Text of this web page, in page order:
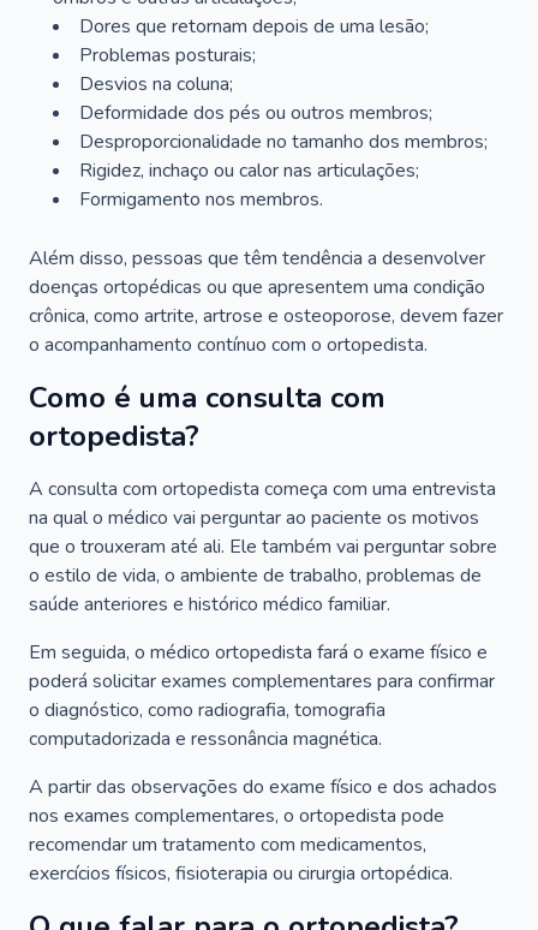
Dores que retornam depois de uma lesão;
Problemas posturais;
Desvios na coluna;
Deformidade dos pés ou outros membros;
Desproporcionalidade no tamanho dos membros;
Rigidez, inchaço ou calor nas articulações;
Formigamento nos membros.
Além disso, pessoas que têm tendência a desenvolver
doenças ortopédicas ou que apresentem uma condição
crônica, como artrite, artrose e osteoporose, devem fazer
o acompanhamento contínuo com o ortopedista.
Como é uma consulta com
ortopedista?
A consulta com ortopedista começa com uma entrevista
na qual o médico vai perguntar ao paciente os motivos
que o trouxeram até ali. Ele também vai perguntar sobre
o estilo de vida, o ambiente de trabalho, problemas de
saúde anteriores e histórico médico familiar.
Em seguida, o médico ortopedista fará o exame físico e
poderá solicitar exames complementares para confirmar
o diagnóstico, como radiografia, tomografia
computadorizada e ressonância magnética.
A partir das observações do exame físico e dos achados
nos exames complementares, o ortopedista pode
recomendar um tratamento com medicamentos,
exercícios físicos, fisioterapia ou cirurgia ortopédica.